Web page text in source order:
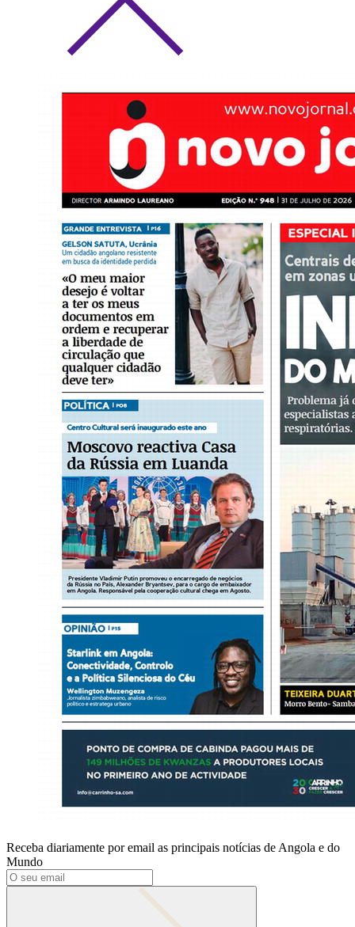
Receba diariamente por email as principais notícias de Angola e do
Mundo